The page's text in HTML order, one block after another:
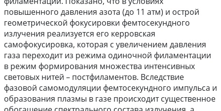
повышенного давления азота (до 11 атм) и острой
геометрической фокусировки фемтосекундного
излучения реализуется его керровская
самофокусировка, которая с увеличением давления
газа переходит из режима одиночной филаментации
в режим формирования множества интенсивных
световых нитей – постфиламентов. Вследствие
фазовой самомодуляции фемтосекундного импульса и
образования плазмы в газе происходит существенное